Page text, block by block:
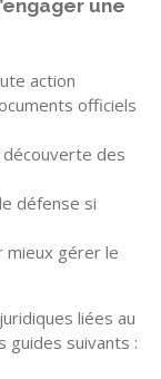
une
action
officiels
des
défense si
mieux gérer le
liées au
guides suivants :